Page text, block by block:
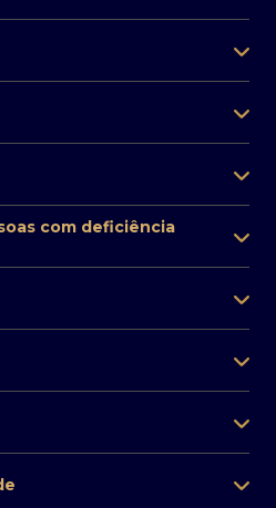
com deficiência